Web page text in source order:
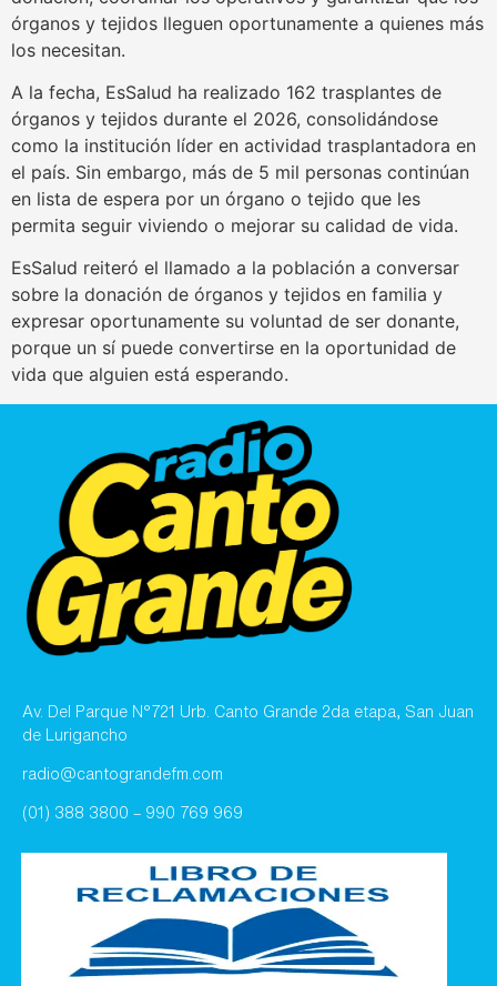
órganos y tejidos lleguen oportunamente a quienes más
los necesitan.
A la fecha, EsSalud ha realizado 162 trasplantes de
órganos y tejidos durante el 2026, consolidándose
como la institución líder en actividad trasplantadora en
el país. Sin embargo, más de 5 mil personas continúan
en lista de espera por un órgano o tejido que les
permita seguir viviendo o mejorar su calidad de vida.
EsSalud reiteró el llamado a la población a conversar
sobre la donación de órganos y tejidos en familia y
expresar oportunamente su voluntad de ser donante,
porque un sí puede convertirse en la oportunidad de
vida que alguien está esperando.
Av. Del Parque N°721 Urb. Canto Grande 2da etapa, San Juan
de Lurigancho
radio@cantograndefm.com
(01) 388 3800 – 990 769 969